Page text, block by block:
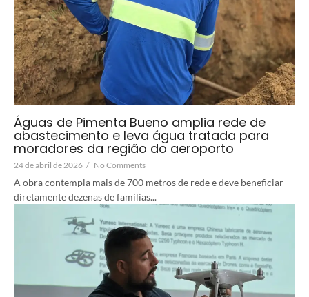
Águas de Pimenta Bueno amplia rede de
abastecimento e leva água tratada para
moradores da região do aeroporto
24 de abril de 2026 / No Comments
A obra contempla mais de 700 metros de rede e deve beneficiar
diretamente dezenas de famílias...